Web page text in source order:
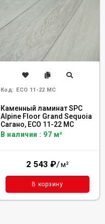
Код: ECO 11-22 MC
Каменный ламинат SPC
Alpine Floor Grand Sequoia
Сагано, ECO 11-22 MC
В наличии : 97 м²
2 543 ₽/м²
В корзину